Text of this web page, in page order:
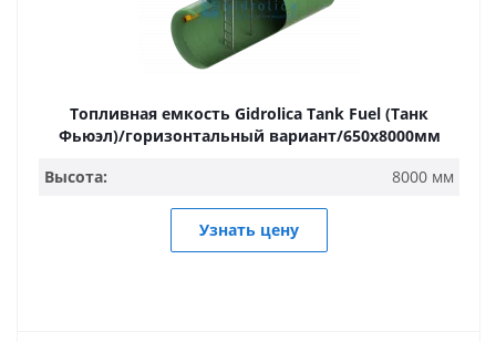
Топливная емкость Gidrolica Tank Fuel (Танк
Фьюэл)/горизонтальный вариант/650х8000мм
Высота:
8000 мм
Узнать цену